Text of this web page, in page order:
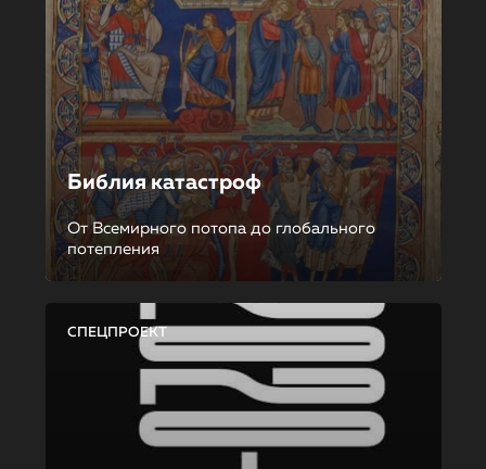
Библия катастроф
От Всемирного потопа до глобального
потепления
СПЕЦПРОЕКТ